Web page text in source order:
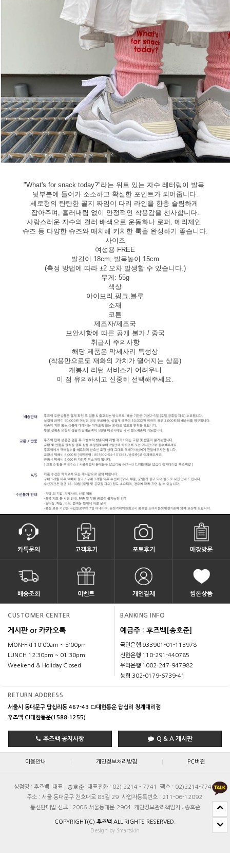
"What's for snack today?"라는 위트 있는 자수 레터링이 발목
뒷부분에 들어가 소소하고 확실한 포인트가 되어줍니다.
세로형의 탄탄한 골지 짜임이 다리 라인을 한층 슬림하게
잡아주며, 흘러내림 없이 안정적인 착용감을 선사합니다.
사랑스러운 자수의 컬러 배색으로 운동화나 로퍼, 메리제인
슈즈 등 다양한 슈즈와 매치해 키치한 룩을 완성하기 좋습니다.
사이즈
여성용 FREE
발길이 18cm, 발목높이 15cm
(측정 방법에 따라 ±2 오차 발생할 수 있습니다.)
무게: 55g
색상
아이보리,핑크,블루
소재
코튼
제조자/제조국
보안사항에 따른 공개 불가 / 중국
취급시 주의사항
해당 제품은 악세사리 특성상
(착용만으로도 재화의 가치가 떨어지는 상품)
개봉시 리턴 서비스가 어려우니
이 점 유의하시고 신중히 선택해주세요.
카톡문의 고객후기 포토후기 매장방문
배송조회 이벤트 개인결제 찜한상품
CUSTOMER CENTER
게시판 or 카카오톡
MON-FRI 10:00am ~ 5:00pm
LUNCH 12:30pm ~ 01:30pm
Weekend & Holiday Closed
BANKING INFO
예금주 : 후즈백[송호준]
국민은행 933901-01-113978
신한은행 110-291-440785
우리은행 1002-247-947982
농협 302-0179-6739-41
RETURN ADDRESS
서울시 동대문구 답십리동 467-43 CJ대한통운 답십리 청계대리점
후즈백 CJ대한통운(1588-1255)
후즈백 공지사항 Q & A 게시판
이용안내 | 개인정보처리방침 | PC버젼
상점명 : 후즈백 대표 : 송호준 대표전화 : 02) 2214 - 7741
팩스 : 02)2214-7740
주소 : 서울 동대문구 천호대로 83길 29 사업자등록번호 : 211-06-12092
통신판매업 신고 : 2006-서울동대문-2904
개인정보관리책임자 : 송호준
COPYRIGHT(C) 후즈백 ALL RIGHTS RESERVED.